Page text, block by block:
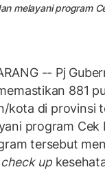
melayani program
-- Pj
881
kota di provinsi
program Cek
tersebut
check up